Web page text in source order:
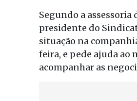
Segundo a
presidente do
situação na
feira, e pede ajuda
acompanhar as